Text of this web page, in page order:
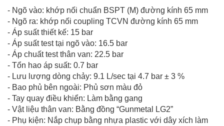
- Ngõ vào: khớp nối chuẩn BSPT (M) đường kính 65 mm
- Ngõ ra: khớp nối coupling TCVN đường kính 65 mm
- Áp suất thiết kế: 15 bar
- Áp suất test tại ngõ vào: 16.5 bar
- Áp chuất test thân van: 22.5 bar
- Tổn hao áp suất: 0.7 bar
- Lưu lượng dòng chảy: 9.1 L/sec tại 4.7 bar ± 3 %
- Bao phủ bên ngoài: Phủ sơn màu đỏ
- Tay quay điều khiển: Làm bằng gang
- Vật liệu thân van: Bằng đồng “Gunmetal LG2”
- Phụ kiện: Nắp chụp bằng nhựa plastic với dây xích làm